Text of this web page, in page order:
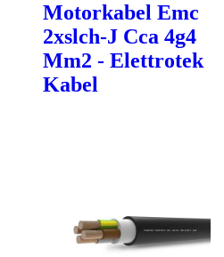
Motorkabel Emc
2xslch-J Cca 4g4
Mm2 - Elettrotek
Kabel